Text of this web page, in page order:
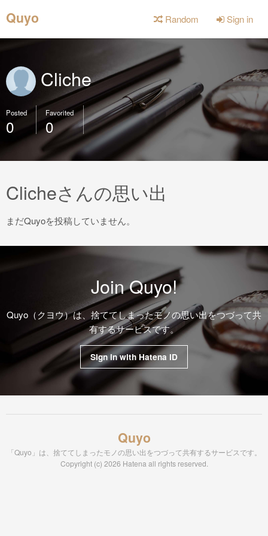
Quyo Random Sign in
Cliche
Posted
0
Favorited
0
Clicheさんの思い出
まだQuyoを投稿していません。
Join Quyo!
Quyo（クヨウ）は、捨ててしまったモノの思い出をつづって共
有するサービスです。
Sign in with Hatena ID
Quyo
「Quyo」は、捨ててしまったモノの思い出をつづって共有するサービスです。
Copyright (c) 2026 Hatena all rights reserved.